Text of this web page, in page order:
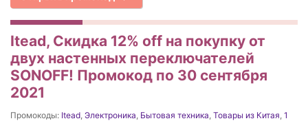
Itead, Скидка 12% off на покупку от
двух настенных переключателей
SONOFF! Промокод по 30 сентября
2021
Промокоды: Itead, Электроника, Бытовая техника, Товары из Китая, 1